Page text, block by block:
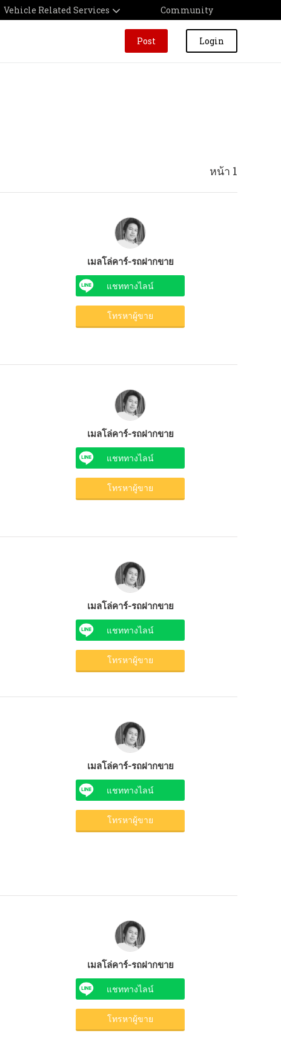
Vehicle Related Services Community
Login
Post
หน้า 1
เมลโล่คาร์-รถฝากขาย
แชททางไลน์
โทรหาผู้ขาย
เมลโล่คาร์-รถฝากขาย
แชททางไลน์
โทรหาผู้ขาย
เมลโล่คาร์-รถฝากขาย
แชททางไลน์
โทรหาผู้ขาย
เมลโล่คาร์-รถฝากขาย
แชททางไลน์
โทรหาผู้ขาย
เมลโล่คาร์-รถฝากขาย
แชททางไลน์
โทรหาผู้ขาย